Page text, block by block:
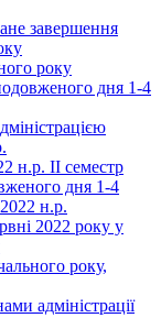
завершення
року
дня 1-4
н.р. ІІ семестр
дня 1-4
н.р.
2022 року у
року,
адміністрації